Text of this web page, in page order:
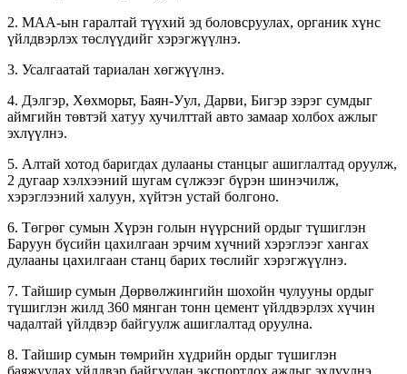
2. МАА-ын гаралтай түүхий эд боловсруулах, органик хүнс
үйлдвэрлэх төслүүдийг хэрэгжүүлнэ.
3. Усалгаатай тариалан хөгжүүлнэ.
4. Дэлгэр, Хөхморьт, Баян-Уул, Дарви, Бигэр зэрэг сумдыг
аймгийн төвтэй хатуу хучилттай авто замаар холбох ажлыг
эхлүүлнэ.
5. Алтай хотод баригдах дулааны станцыг ашиглалтад оруулж,
2 дугаар хэлхээний шугам сүлжээг бүрэн шинэчилж,
хэрэглээний халуун, хүйтэн устай болгоно.
6. Төгрөг сумын Хүрэн голын нүүрсний ордыг түшиглэн
Баруун бүсийн цахилгаан эрчим хүчний хэрэглээг хангах
дулааны цахилгаан станц барих төслийг хэрэгжүүлнэ.
7. Тайшир сумын Дөрвөлжингийн шохойн чулууны ордыг
түшиглэн жилд 360 мянган тонн цемент үйлдвэрлэх хүчин
чадалтай үйлдвэр байгуулж ашиглалтад оруулна.
8. Тайшир сумын төмрийн хүдрийн ордыг түшиглэн
баяжуулах үйлдвэр байгуулан экспортлох ажлыг эхлүүлнэ.